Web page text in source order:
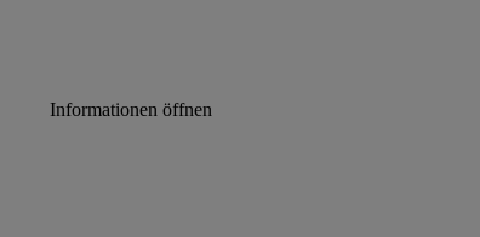
Informationen öffnen